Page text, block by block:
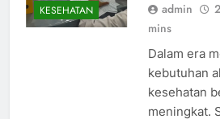
KESEHATAN admin
mins
Dalam era
kebutuhan
kesehatan
meningkat.